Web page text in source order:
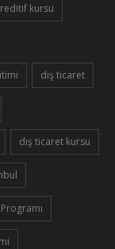
kursu
dış ticaret
dış ticaret kursu